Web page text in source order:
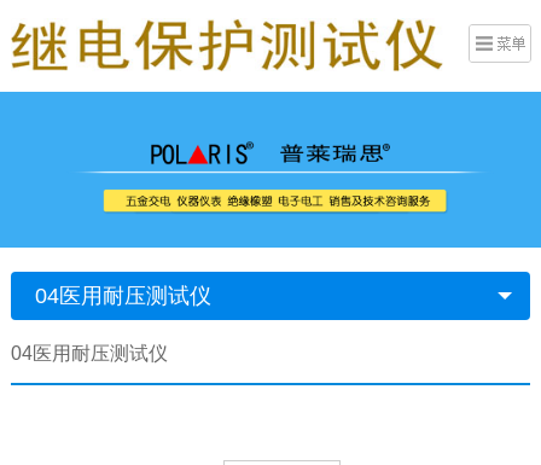
04医用耐压测试仪
04医用耐压测试仪